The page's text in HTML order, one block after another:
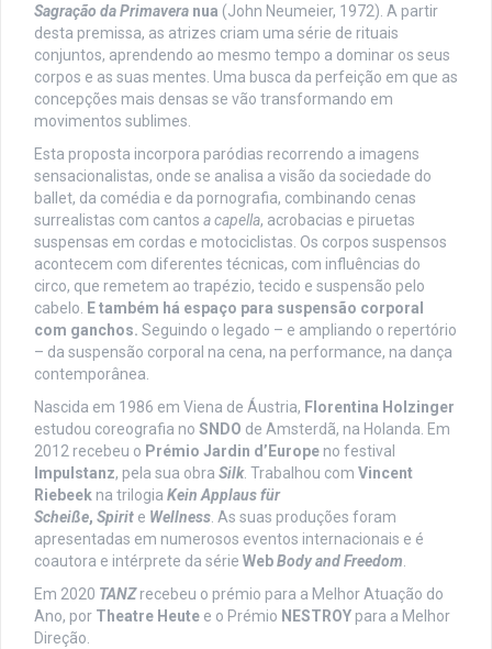
Sagração da Primavera nua (John Neumeier, 1972). A partir
desta premissa, as atrizes criam uma série de rituais
conjuntos, aprendendo ao mesmo tempo a dominar os seus
corpos e as suas mentes. Uma busca da perfeição em que as
concepções mais densas se vão transformando em
movimentos sublimes.
Esta proposta incorpora paródias recorrendo a imagens
sensacionalistas, onde se analisa a visão da sociedade do
ballet, da comédia e da pornografia, combinando cenas
surrealistas com cantos a capella, acrobacias e piruetas
suspensas em cordas e motociclistas. Os corpos suspensos
acontecem com diferentes técnicas, com influências do
circo, que remetem ao trapézio, tecido e suspensão pelo
cabelo. E também há espaço para suspensão corporal
com ganchos. Seguindo o legado – e ampliando o repertório
– da suspensão corporal na cena, na performance, na dança
contemporânea.
Nascida em 1986 em Viena de Áustria, Florentina Holzinger
estudou coreografia no SNDO de Amsterdã, na Holanda. Em
2012 recebeu o Prémio Jardin d’Europe no festival
Impulstanz, pela sua obra Silk. Trabalhou com Vincent
Riebeek na trilogia Kein Applaus für
Scheiße, Spirit e Wellness. As suas produções foram
apresentadas em numerosos eventos internacionais e é
coautora e intérprete da série WebBody and Freedom.
Em 2020 TANZrecebeu o prémio para a Melhor Atuação do
Ano, por Theatre Heute e o Prémio NESTROY para a Melhor
Direção.